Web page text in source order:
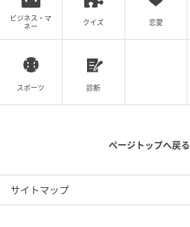
ビジネス・マ
ネー
クイズ 恋愛
スポーツ 診断
ページトップへ戻る
サイトマップ